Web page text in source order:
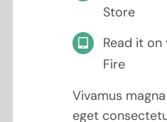
Store
Read it on
Fire
Vivamus
eget